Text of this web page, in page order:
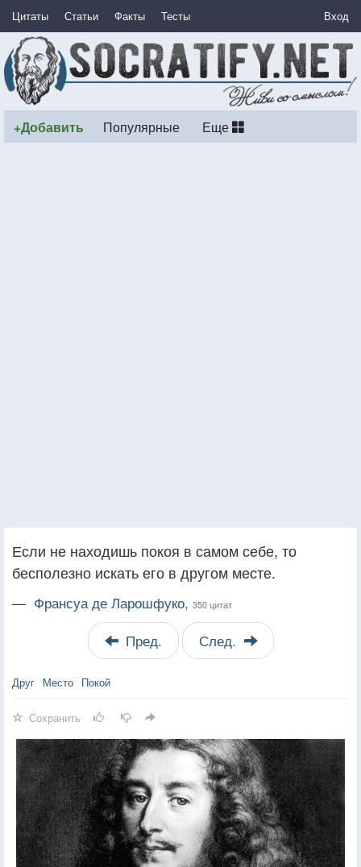
Цитаты Статьи Факты Тесты Вход
+Добавить Популярные Еще
Если не находишь покоя в самом себе, то
бесполезно искать его в другом месте.
— Франсуа де Ларошфуко, 350 цитат
Пред. След.
Друг Место Покой
Сохранить